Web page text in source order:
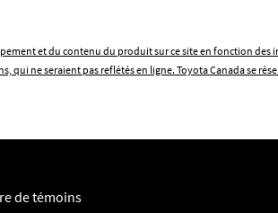
et du contenu du produit sur ce site en fonction
ne seraient pas reflétés en ligne. Toyota Canada se
de témoins